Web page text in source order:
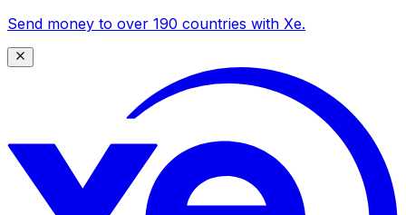
Send money to over 190 countries with Xe.